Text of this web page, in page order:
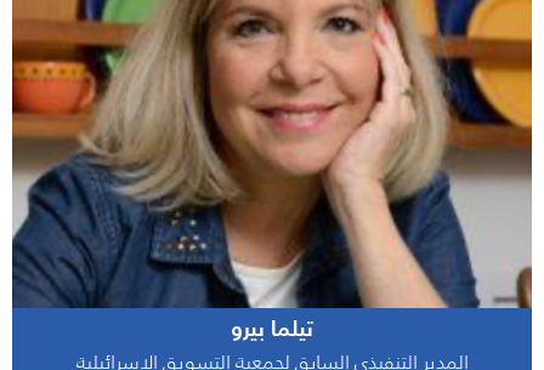
تيلما بيرو
المدير التنفيذي السابق لجمعية التسويق الإسرائيلية